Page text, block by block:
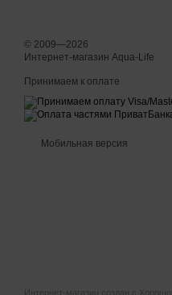
© 2009—2026
Интернет-магазин Aqua-Life
Принимаем к оплате
Мобильная версия
Интернет-магазин создан с Хорошоп